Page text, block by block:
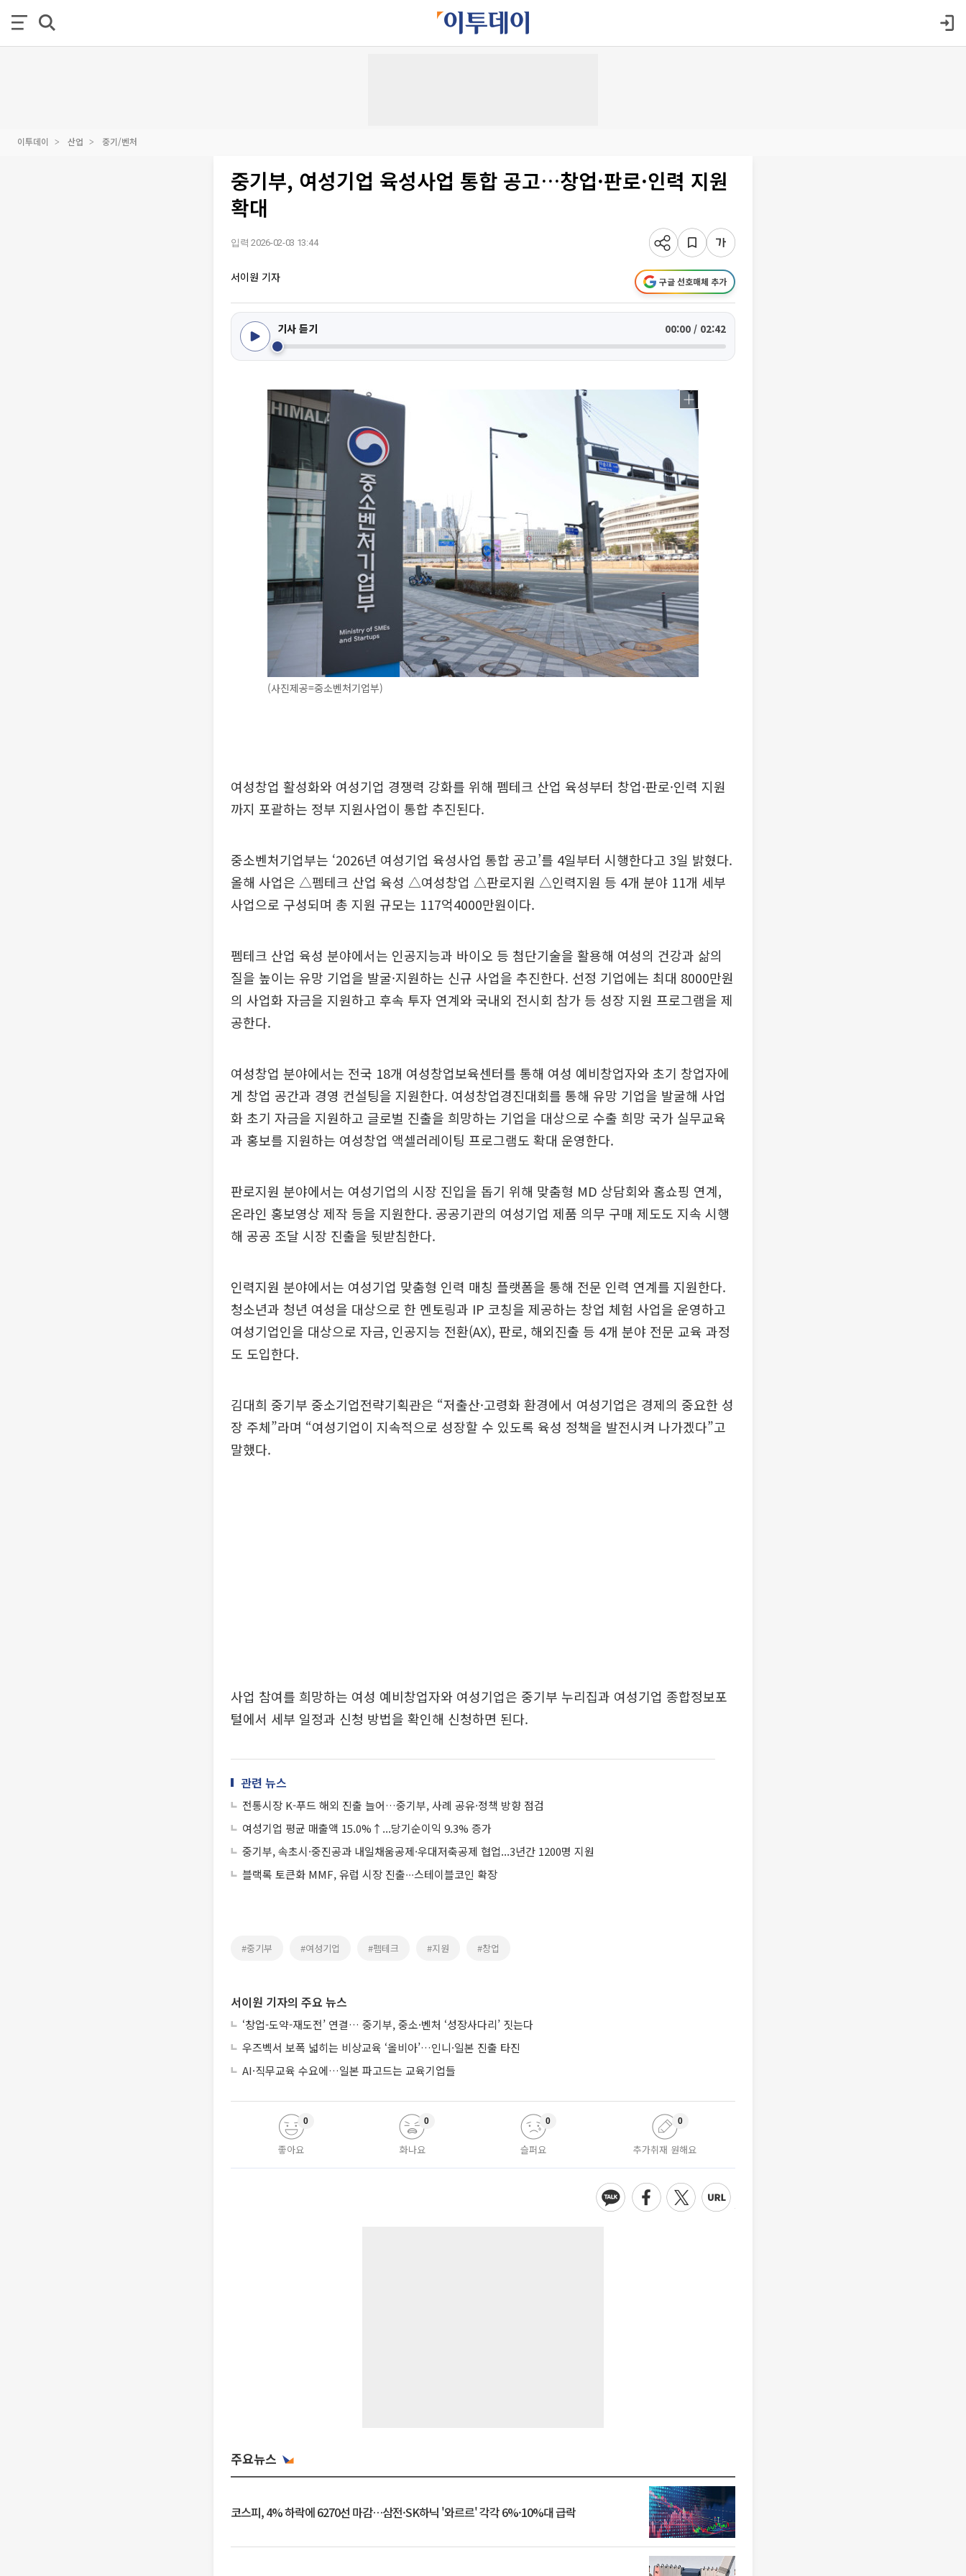
이투데이 산업 중기/벤처
중기부, 여성기업 육성사업 통합 공고…창업·판로·인력 지원
확대
입력 2026-02-03 13:44
서이원 기자 구글 선호매체 추가
기사 듣기 00:00 / 02:42
(사진제공=중소벤처기업부)
여성창업 활성화와 여성기업 경쟁력 강화를 위해 펨테크 산업 육성부터 창업·판로·인력 지원
까지 포괄하는 정부 지원사업이 통합 추진된다.
중소벤처기업부는 ‘2026년 여성기업 육성사업 통합 공고’를 4일부터 시행한다고 3일 밝혔다.
올해 사업은 △펨테크 산업 육성 △여성창업 △판로지원 △인력지원 등 4개 분야 11개 세부
사업으로 구성되며 총 지원 규모는 117억4000만원이다.
펨테크 산업 육성 분야에서는 인공지능과 바이오 등 첨단기술을 활용해 여성의 건강과 삶의
질을 높이는 유망 기업을 발굴·지원하는 신규 사업을 추진한다. 선정 기업에는 최대 8000만원
의 사업화 자금을 지원하고 후속 투자 연계와 국내외 전시회 참가 등 성장 지원 프로그램을 제
공한다.
여성창업 분야에서는 전국 18개 여성창업보육센터를 통해 여성 예비창업자와 초기 창업자에
게 창업 공간과 경영 컨설팅을 지원한다. 여성창업경진대회를 통해 유망 기업을 발굴해 사업
화 초기 자금을 지원하고 글로벌 진출을 희망하는 기업을 대상으로 수출 희망 국가 실무교육
과 홍보를 지원하는 여성창업 액셀러레이팅 프로그램도 확대 운영한다.
판로지원 분야에서는 여성기업의 시장 진입을 돕기 위해 맞춤형 MD 상담회와 홈쇼핑 연계,
온라인 홍보영상 제작 등을 지원한다. 공공기관의 여성기업 제품 의무 구매 제도도 지속 시행
해 공공 조달 시장 진출을 뒷받침한다.
인력지원 분야에서는 여성기업 맞춤형 인력 매칭 플랫폼을 통해 전문 인력 연계를 지원한다.
청소년과 청년 여성을 대상으로 한 멘토링과 IP 코칭을 제공하는 창업 체험 사업을 운영하고
여성기업인을 대상으로 자금, 인공지능 전환(AX), 판로, 해외진출 등 4개 분야 전문 교육 과정
도 도입한다.
김대희 중기부 중소기업전략기획관은 “저출산·고령화 환경에서 여성기업은 경제의 중요한 성
장 주체”라며 “여성기업이 지속적으로 성장할 수 있도록 육성 정책을 발전시켜 나가겠다”고
말했다.
사업 참여를 희망하는 여성 예비창업자와 여성기업은 중기부 누리집과 여성기업 종합정보포
털에서 세부 일정과 신청 방법을 확인해 신청하면 된다.
관련 뉴스
전통시장 K-푸드 해외 진출 늘어…중기부, 사례 공유·정책 방향 점검
여성기업 평균 매출액 15.0%↑...당기순이익 9.3% 증가
중기부, 속초시·중진공과 내일채움공제·우대저축공제 협업...3년간 1200명 지원
블랙록 토큰화 MMF, 유럽 시장 진출∙∙∙스테이블코인 확장
#중기부 #여성기업 #펨테크 #지원 #창업
서이원 기자의 주요 뉴스
‘창업-도약-재도전’ 연결… 중기부, 중소·벤처 ‘성장사다리’ 짓는다
우즈벡서 보폭 넓히는 비상교육 ‘올비아’…인니·일본 진출 타진
AI·직무교육 수요에…일본 파고드는 교육기업들
좋아요
0
화나요
0
슬퍼요
0
추가취재 원해요
0
주요뉴스
코스피, 4% 하락에 6270선 마감…삼전·SK하닉 '와르르' 각각 6%·10%대 급락